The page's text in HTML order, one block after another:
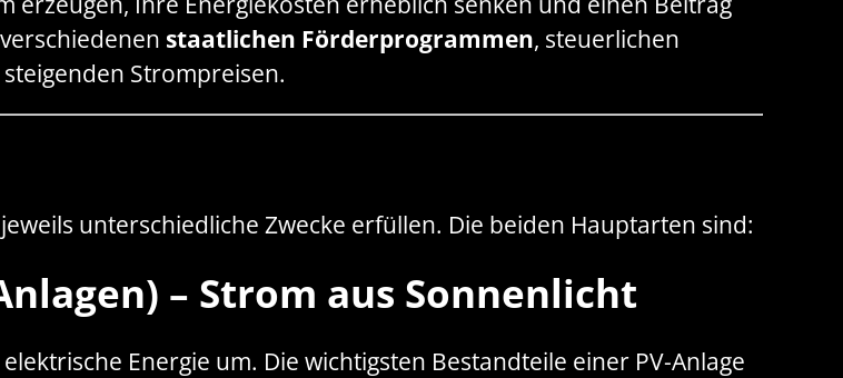
staatlichen Förderprogrammen, steuerlichen
Strompreisen.
unterschiedliche Zwecke erfüllen. Die beiden Hauptarten sind:
– Strom aus Sonnenlicht
Energie um. Die wichtigsten Bestandteile einer PV-Anlage